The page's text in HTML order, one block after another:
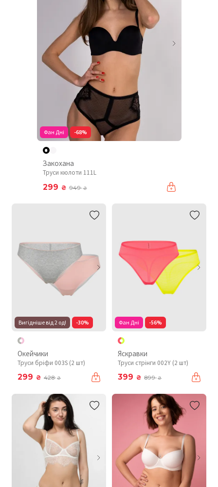
Фан Дні -68%
Закохана
Труси кюлоти 111L
299 ₴ 949₴
Вигідніше від 2 од! -30%
Окейчики
Труси бріфи 003S (2 шт)
299 ₴ 428₴
Фан Дні -56%
Яскравки
Труси стрінги 002Y (2 шт)
399 ₴ 899₴